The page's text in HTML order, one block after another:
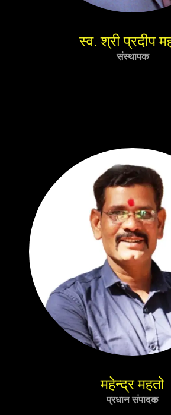
स्व. श्री प्रदीप
संस्थापक
महेन्द्र महतो
प्रधान संपादक